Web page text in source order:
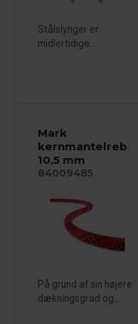
Stålslynger er
midlertidige...
Mark
kernmantelreb
10,5 mm
84009485
På grund af sin højere
dækningsgrad og...